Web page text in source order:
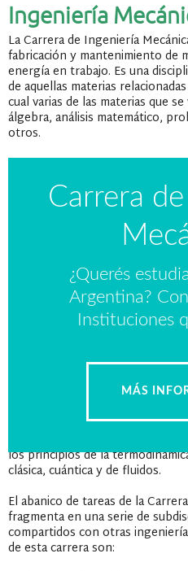
Ingeniería
La Carrera de Ingeniería
fabricación y mantenimiento de
energía en trabajo. Es una
de aquellas materias
cual varias de las materias que
álgebra, análisis matemático,
otros.
Carrera
¿Querés
Argentina?
Instituciones
MÁS
prácticamente toda la
los principios de la
clásica, cuántica y de fluidos.
El abanico de tareas de la
fragmenta en una serie de
compartidos con otras
de esta carrera son: